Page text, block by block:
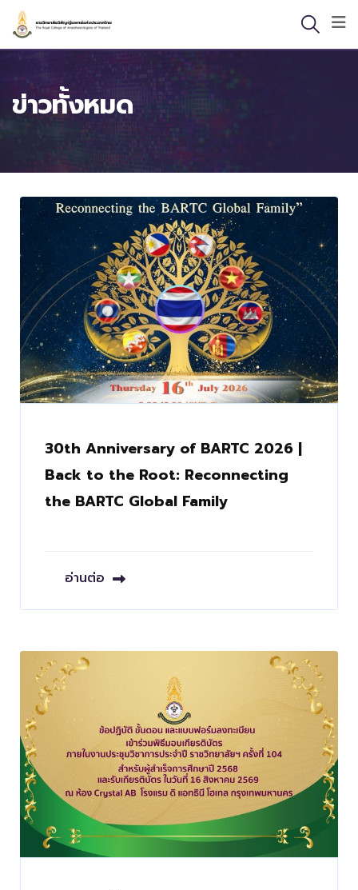
ข่าวทั้งหมด
30th Anniversary of BARTC 2026 |
Back to the Root: Reconnecting
the BARTC Global Family
อ่านต่อ